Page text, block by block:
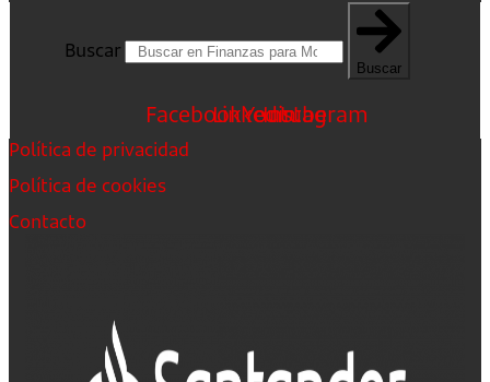
Buscar
Buscar
FacebookLinkedin
Youtube
Instagram
Política de privacidad
Política de cookies
Contacto